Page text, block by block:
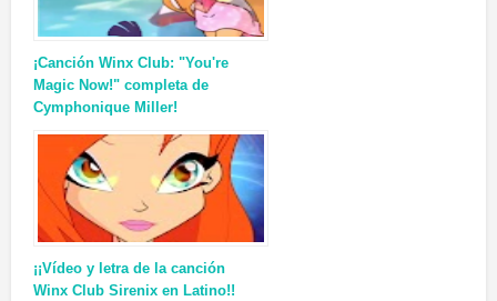
¡Canción Winx Club: "You're
Magic Now!" completa de
Cymphonique Miller!
¡¡Vídeo y letra de la canción
Winx Club Sirenix en Latino!!